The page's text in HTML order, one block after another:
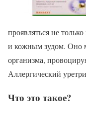
проявляться не
и кожным зудом. Оно
организма,
Аллергический
Что это такое?